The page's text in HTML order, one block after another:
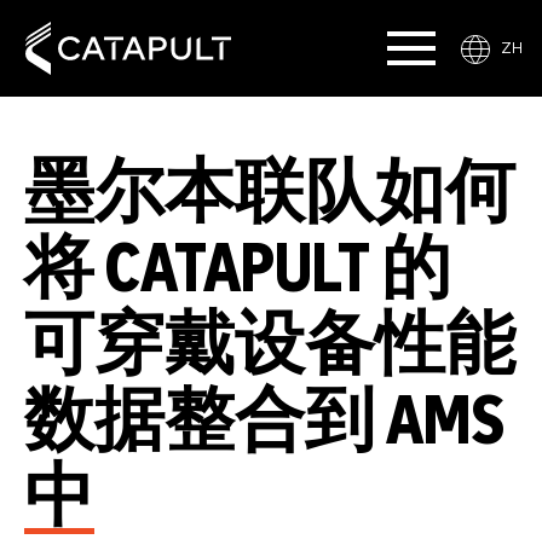
ZH
墨尔本联队如何
将 CATAPULT 的
可穿戴设备性能
数据整合到 AMS
中